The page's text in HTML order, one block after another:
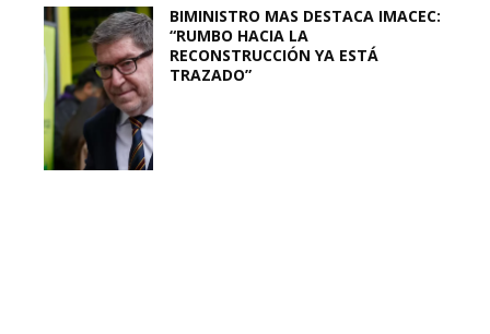
BIMINISTRO MAS DESTACA IMACEC:
“RUMBO HACIA LA
RECONSTRUCCIÓN YA ESTÁ
TRAZADO”